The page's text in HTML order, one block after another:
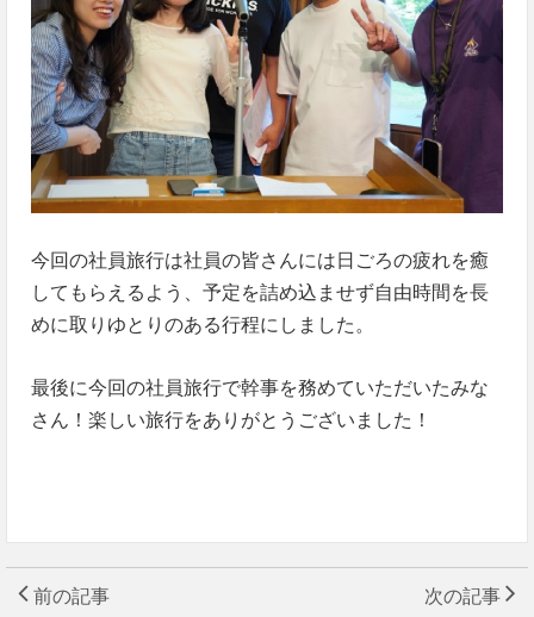
今回の社員旅行は社員の皆さんには日ごろの疲れを癒
してもらえるよう、予定を詰め込ませず自由時間を長
めに取りゆとりのある行程にしました。
最後に今回の社員旅行で幹事を務めていただいたみな
さん！楽しい旅行をありがとうございました！
前の記事 次の記事